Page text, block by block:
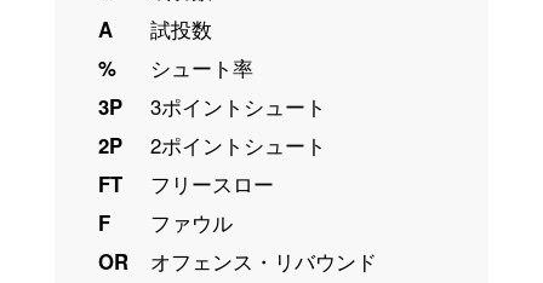
A
試投数
%
シュート率
3P
3ポイントシュート
2P
2ポイントシュート
FT
フリースロー
F
ファウル
OR
オフェンス・リバウンド